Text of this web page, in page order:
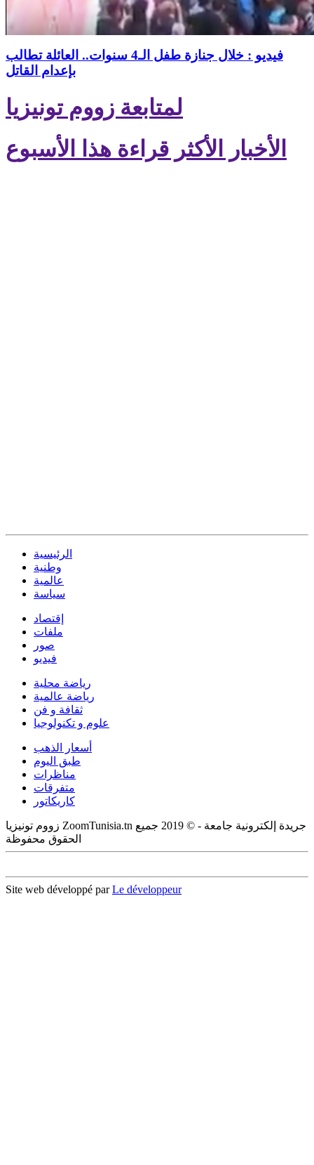
فيديو : خلال جنازة طفل الـ4 سنوات.. العائلة تطالب
بإعدام القاتل
لمتابعة زووم تونيزيا
الأخبار الأكثر قراءة هذا الأسبوع
الرئيسية
وطنية
عالمية
سياسة
إقتصاد
ملفات
صور
فيديو
رياضة محلية
رياضة عالمية
ثقافة و فن
علوم و تكنولوجيا
أسعار الذهب
طبق اليوم
مناظرات
متفرقات
كاريكاتور
زووم تونيزيا ZoomTunisia.tn جريدة إلكترونية جامعة - © 2019 جميع
الحقوق محفوظة
Site web développé parLe développeur